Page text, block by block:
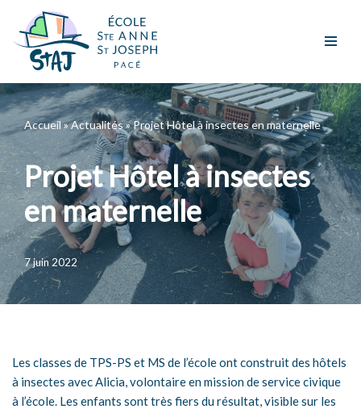
Aller
contenu
Accueil»Actualités»Projet Hôtel à insectes en maternelle
Projet Hôtel à insectes
en maternelle
7 juin 2022
Les classes de TPS-PS et MS de l’école ont construit des hôtels
à insectes avec Alicia, volontaire en mission de service civique
à l’école. Les enfants sont très fiers du résultat, visible sur les